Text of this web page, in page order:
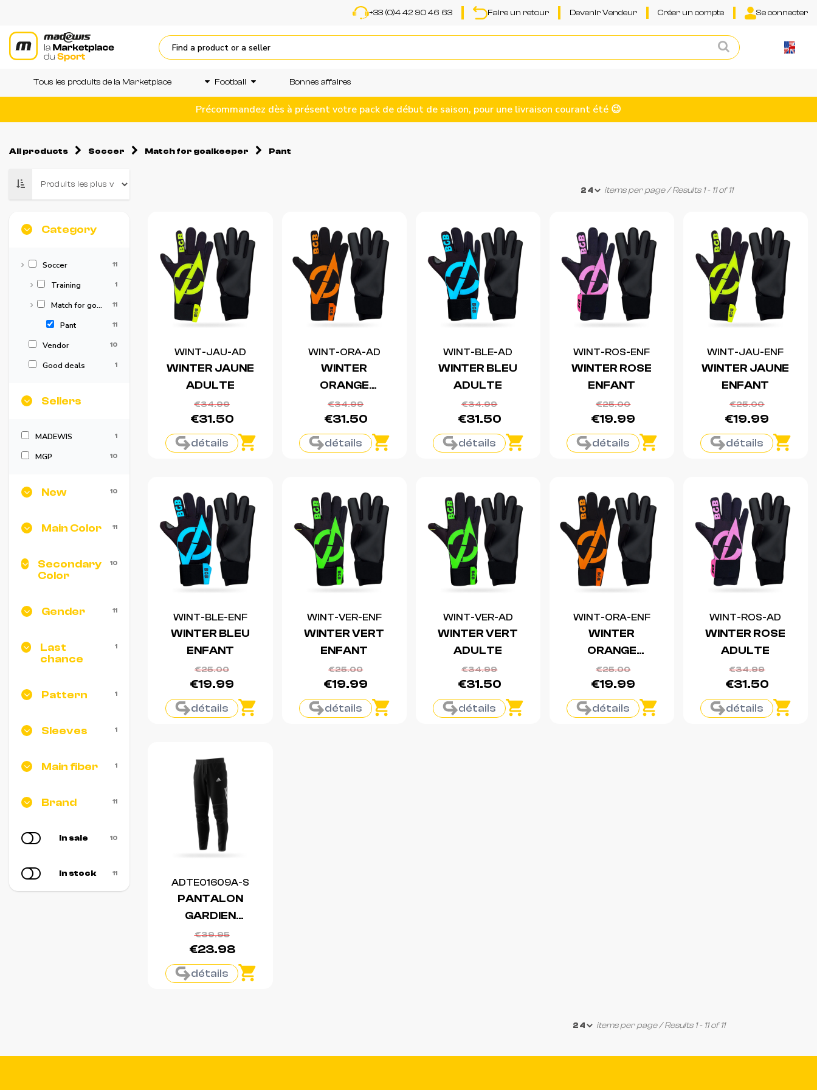
+33 (0)4 42 90 46 63 Faire un retour Devenir Vendeur Créer un compte Se connecter
Tous les produits de la Marketplace Football Bonnes affaires
Précommandez dès à présent votre pack de début de saison, pour une livraison courant été 😉
All products Soccer Match for goalkeeper Pant
items per page/ Results 1 - 11 of 11
Category
Soccer 11
Training 1
Match for goalkeeper
11
Pant 11
Vendor 10
Good deals 1
Sellers
MADEWIS 1
MGP 10
New 10
Main Color 11
Secondary
Color
10
Gender 11
Last
chance
1
Pattern 1
Sleeves 1
Main fiber 1
Brand 11
In sale 10
In stock 11
WINT-JAU-AD
WINTER JAUNE
ADULTE
€34.99
€31.50
détails
WINT-ORA-AD
WINTER
ORANGE
ADULTE
€34.99
€31.50
détails
WINT-BLE-AD
WINTER BLEU
ADULTE
€34.99
€31.50
détails
WINT-ROS-ENF
WINTER ROSE
ENFANT
€25.00
€19.99
détails
WINT-JAU-ENF
WINTER JAUNE
ENFANT
€25.00
€19.99
détails
WINT-BLE-ENF
WINTER BLEU
ENFANT
€25.00
€19.99
détails
WINT-VER-ENF
WINTER VERT
ENFANT
€25.00
€19.99
détails
WINT-VER-AD
WINTER VERT
ADULTE
€34.99
€31.50
détails
WINT-ORA-ENF
WINTER
ORANGE
ENFANT
€25.00
€19.99
détails
WINT-ROS-AD
WINTER ROSE
ADULTE
€34.99
€31.50
détails
ADTE01609A-S
PANTALON
GARDIEN
TIERRO 13
€39.95
€23.98
détails
items per page/ Results 1 - 11 of 11